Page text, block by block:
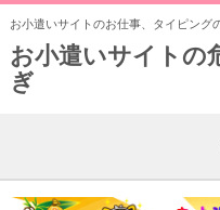
お小遣いサイトのお仕事、タイピング
お小遣いサイトの
ぎ